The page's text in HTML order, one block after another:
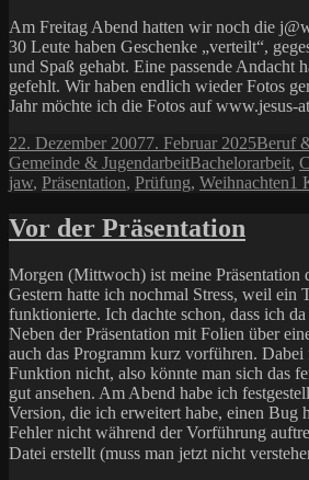
Am Freitag Abend hatten wir noch die
30 Leute haben Geschenke „verteilt“,
und Spaß gehabt. Eine passende Andacht
gefehlt. Wir haben endlich wieder Fotos
Jahr möchte ich die Fotos auf www.jesus-
Veröffentlicht
am
22. Dezember 20077. Februar 2025Beruf
Gemeinde & JugendarbeitSchlagwörter
Bachelorarbeit,
jaw, Präsentation, Prüfung, Weihnachten1
Vor der Präsentation
Morgen (Mittwoch) ist meine Präsentation
Gestern hatte ich nochmal Stress, weil ein
funktionierte. Ich dachte schon, dass ich da
Neben der Präsentation mit Folien über
auch das Programm kurz vorführen.
Funktion nicht, also könnte man sich das
gut ansehen. Am Abend habe ich
Version, die ich erweitert habe, einen Bug
Fehler nicht während der Vorführung
Datei erstellt (muss man jetzt nicht